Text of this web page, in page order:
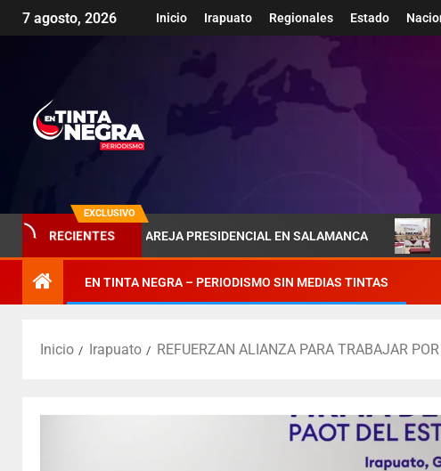
7 agosto, 2026 Inicio Irapuato Regionales Estado
EXCLUSIVO
RECIENTES
DE LA PAREJA PRESIDENCIAL EN SALAMANCA
EN TINTA NEGRA – PERIODISMO SIN MEDIAS TINTAS
Inicio Irapuato REFUERZAN ALIANZA PARA TRABAJAR